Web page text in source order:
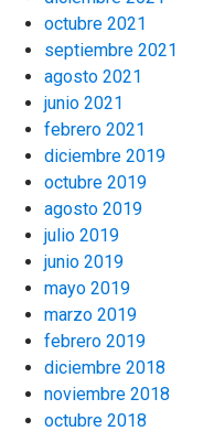
octubre 2021
septiembre 2021
agosto 2021
junio 2021
febrero 2021
diciembre 2019
octubre 2019
agosto 2019
julio 2019
junio 2019
mayo 2019
marzo 2019
febrero 2019
diciembre 2018
noviembre 2018
octubre 2018